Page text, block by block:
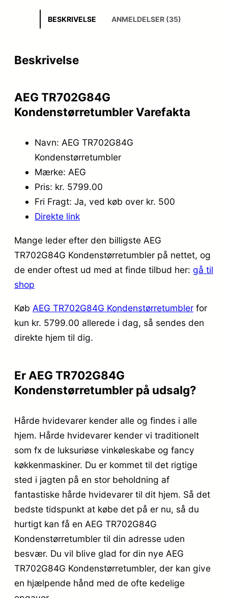
BESKRIVELSE ANMELDELSER (35)
Beskrivelse
AEG TR702G84G
Kondenstørretumbler Varefakta
Navn: AEG TR702G84G
Kondenstørretumbler
Mærke: AEG
Pris: kr. 5799.00
Fri Fragt: Ja, ved køb over kr. 500
Direkte link
Mange leder efter den billigste AEG
TR702G84G Kondenstørretumbler på nettet, og
de ender oftest ud med at finde tilbud her: gå til
shop
Køb AEG TR702G84G Kondenstørretumbler for
kun kr. 5799.00 allerede i dag, så sendes den
direkte hjem til dig.
Er AEG TR702G84G
Kondenstørretumbler på udsalg?
Hårde hvidevarer kender alle og findes i alle
hjem. Hårde hvidevarer kender vi traditionelt
som fx de luksuriøse vinkøleskabe og fancy
køkkenmaskiner. Du er kommet til det rigtige
sted i jagten på en stor beholdning af
fantastiske hårde hvidevarer til dit hjem. Så det
bedste tidspunkt at købe det på er nu, så du
hurtigt kan få en AEG TR702G84G
Kondenstørretumbler til din adresse uden
besvær. Du vil blive glad for din nye AEG
TR702G84G Kondenstørretumbler, der kan give
en hjælpende hånd med de ofte kedelige